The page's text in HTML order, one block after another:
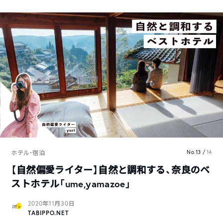
No.13 /14
ホテル・宿泊
【自然偏愛ライター】自然と調和する、奈良のベ
ストホテル「ume,yamazoe」
2020年11月30日
TABIPPO.NET